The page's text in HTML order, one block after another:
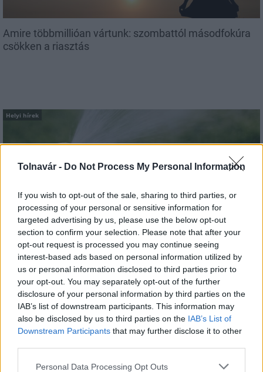
Tolnavár - Do Not Process My Personal Information
If you wish to opt-out of the sale, sharing to third parties, or
processing of your personal or sensitive information for
targeted advertising by us, please use the below opt-out
section to confirm your selection. Please note that after your
opt-out request is processed you may continue seeing
interest-based ads based on personal information utilized by
us or personal information disclosed to third parties prior to
your opt-out. You may separately opt-out of the further
disclosure of your personal information by third parties on the
IAB’s list of downstream participants. This information may
also be disclosed by us to third parties on the IAB’s List of
Downstream Participants that may further disclose it to other
Please note that this website/app uses one or more Google
Personal Data Processing Opt Outs
Amire többmillióan vártunk: szombattól másodfokúra
csökken a riasztás
Helyi hírek
A hőségben is védik a növényzetet Pakson
MAGYAR ÉPÍTŐK
Aktuális